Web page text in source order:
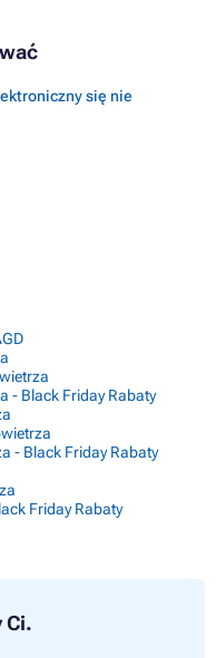
się nie
- Black Friday Rabaty
- Black Friday Rabaty
Friday Rabaty
Ci.